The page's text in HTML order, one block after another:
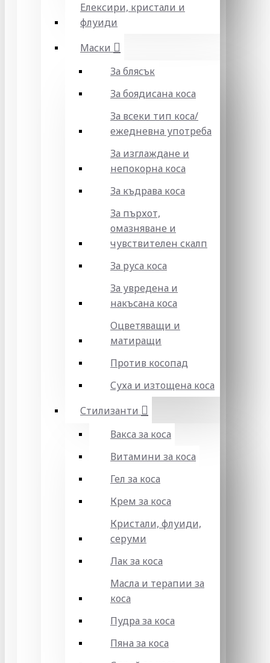
Елексири, кристали и
флуиди
Маски
За блясък
За боядисана коса
За всеки тип коса/
ежедневна употреба
За изглаждане и
непокорна коса
За къдрава коса
За пърхот,
омазняване и
чувствителен скалп
За руса коса
За увредена и
накъсана коса
Оцветяващи и
матиращи
Против косопад
Суха и изтощена коса
Стилизанти
Вакса за коса
Витамини за коса
Гел за коса
Крем за коса
Кристали, флуиди,
серуми
Лак за коса
Масла и терапии за
коса
Пудра за коса
Пяна за коса